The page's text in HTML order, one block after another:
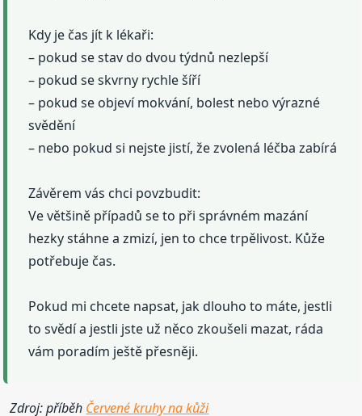
Kdy je čas jít k lékaři:
– pokud se stav do dvou týdnů nezlepší
– pokud se skvrny rychle šíří
– pokud se objeví mokvání, bolest nebo výrazné
svědění
– nebo pokud si nejste jistí, že zvolená léčba zabírá
Závěrem vás chci povzbudit:
Ve většině případů se to při správném mazání
hezky stáhne a zmizí, jen to chce trpělivost. Kůže
potřebuje čas.
Pokud mi chcete napsat, jak dlouho to máte, jestli
to svědí a jestli jste už něco zkoušeli mazat, ráda
vám poradím ještě přesněji.
Zdroj: příběh Červené kruhy na kůži